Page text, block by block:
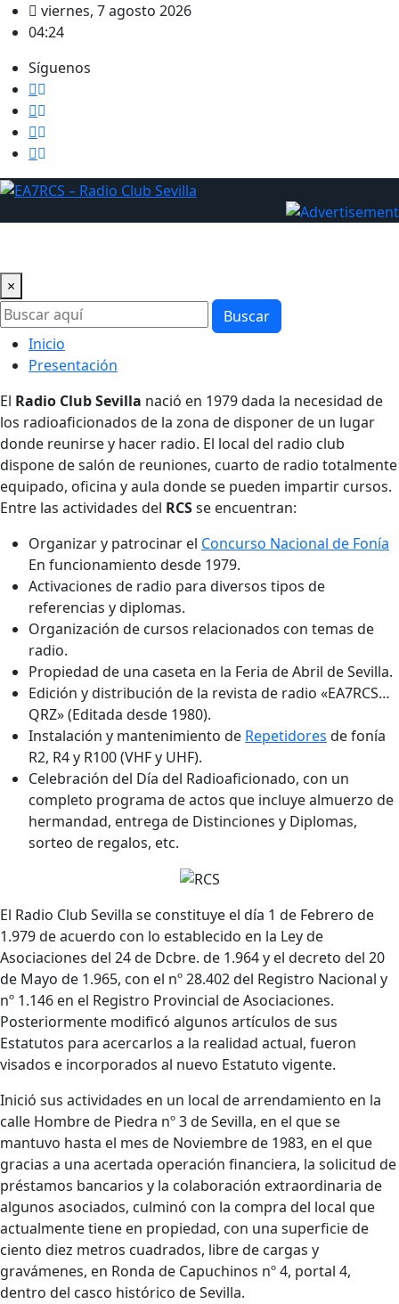
Saltar viernes, 7 agosto 2026
04:24
Síguenos
×
Buscar
Inicio
Presentación
El Radio Club Sevilla nació en 1979 dada la necesidad de
los radioaficionados de la zona de disponer de un lugar
donde reunirse y hacer radio. El local del radio club
dispone de salón de reuniones, cuarto de radio totalmente
equipado, oficina y aula donde se pueden impartir cursos.
Entre las actividades del RCSse encuentran:
Organizar y patrocinar el Concurso Nacional de Fonía
En funcionamiento desde 1979.
Activaciones de radio para diversos tipos de
referencias y diplomas.
Organización de cursos relacionados con temas de
radio.
Propiedad de una caseta en la Feria de Abril de Sevilla.
Edición y distribución de la revista de radio «EA7RCS…
QRZ» (Editada desde 1980).
Instalación y mantenimiento de Repetidores de fonía
R2, R4 y R100 (VHF y UHF).
Celebración del Día del Radioaficionado, con un
completo programa de actos que incluye almuerzo de
hermandad, entrega de Distinciones y Diplomas,
sorteo de regalos, etc.
El Radio Club Sevilla se constituye el día 1 de Febrero de
1.979 de acuerdo con lo establecido en la Ley de
Asociaciones del 24 de Dcbre. de 1.964 y el decreto del 20
de Mayo de 1.965, con el nº 28.402 del Registro Nacional y
nº 1.146 en el Registro Provincial de Asociaciones.
Posteriormente modificó algunos artículos de sus
Estatutos para acercarlos a la realidad actual, fueron
visados e incorporados al nuevo Estatuto vigente.
Inició sus actividades en un local de arrendamiento en la
calle Hombre de Piedra nº 3 de Sevilla, en el que se
mantuvo hasta el mes de Noviembre de 1983, en el que
gracias a una acertada operación financiera, la solicitud de
préstamos bancarios y la colaboración extraordinaria de
algunos asociados, culminó con la compra del local que
actualmente tiene en propiedad, con una superficie de
ciento diez metros cuadrados, libre de cargas y
gravámenes, en Ronda de Capuchinos nº 4, portal 4,
dentro del casco histórico de Sevilla.